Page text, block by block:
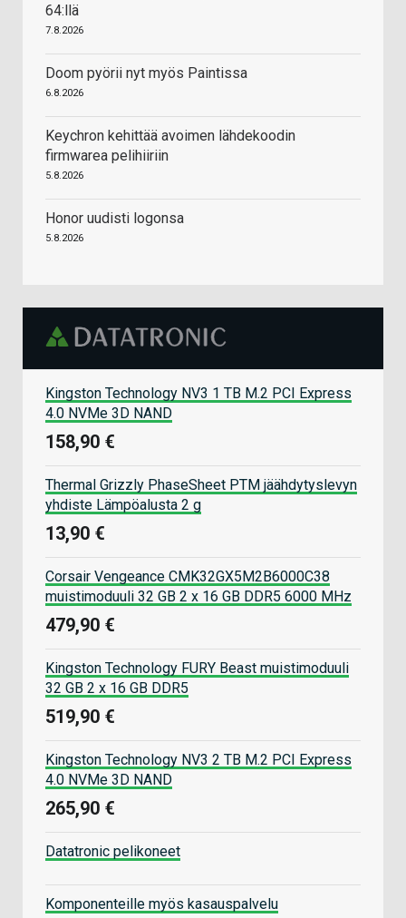
64:llä
7.8.2026
Doom pyörii nyt myös Paintissa
6.8.2026
Keychron kehittää avoimen lähdekoodin
firmwarea pelihiiriin
5.8.2026
Honor uudisti logonsa
5.8.2026
Kingston Technology NV3 1 TB M.2 PCI Express
4.0 NVMe 3D NAND
158,90 €
Thermal Grizzly PhaseSheet PTM jäähdytyslevyn
yhdiste Lämpöalusta 2 g
13,90 €
Corsair Vengeance CMK32GX5M2B6000C38
muistimoduuli 32 GB 2 x 16 GB DDR5 6000 MHz
479,90 €
Kingston Technology FURY Beast muistimoduuli
32 GB 2 x 16 GB DDR5
519,90 €
Kingston Technology NV3 2 TB M.2 PCI Express
4.0 NVMe 3D NAND
265,90 €
Datatronic pelikoneet
Komponenteille myös kasauspalvelu